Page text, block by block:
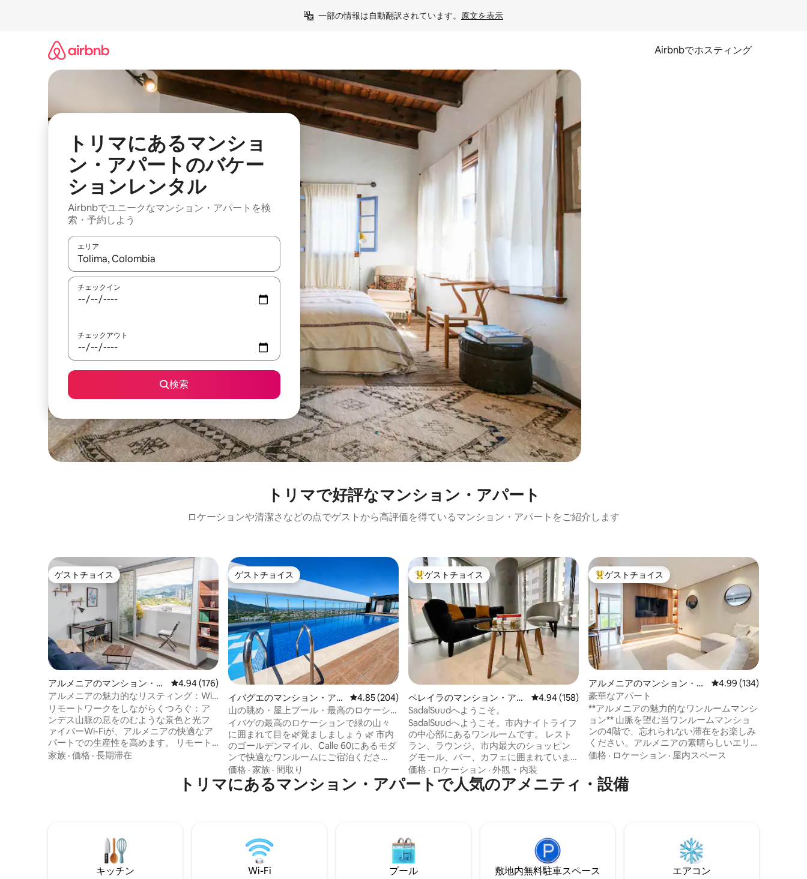
一部の情報は自動翻訳されています。 原文を表示
Airbnbでホスティング
トリマにあるマンショ
ン・アパートのバケー
ションレンタル
Airbnbでユニークなマンション・アパートを検
索・予約しよう
エリア
検索結果が表示されたら、上下の矢印キーを使って移動するか、画面をタッチまたはスワイプして検索結果を確認することができます。
チェックイン
チェックアウト
検索
トリマで好評なマンション・アパート
ロケーションや清潔さなどの点でゲストから高評価を得ているマンション・アパートをご紹介します
ゲストチョイス
ゲストチョイス
アルメニアのマンション・ア
パート
レビュー176件、5つ星中4.94つ星の平均評価
4.94 (176)
アルメニアの魅力的なリスティング：Wi-
Fiとプール付きのリモートワークに最適
リモートワークをしながらくつろぐ：ア
ンデス山脈の息をのむような景色と光フ
ァイバーWi-Fiが、アルメニアの快適なア
パートでの生産性を高めます。 リモート
ワークに最適です！ フンダドレス公園、
ール、カリマモールからすぐです。 近く
のLa FogataやCafé Quindioで地元の料理
り、温泉を訪れたり、素晴らしい景色を
楽しんだりしてリラックスしましょう。
家族 · 価格 · 長期滞在
ゲストチョイス
ゲストチョイス
イバグエのマンション・アパ
ート
レビュー204件、5つ星中4.85つ星の平均評価
4.85 (204)
山の眺め・屋上プール・最高のロケーシ
ョン
イバゲの最高のロケーションで緑の山々
に囲まれて目を🌿覚ましましょう 🌿 市内
のゴールデンマイル、Calle 60にあるモダ
ンで快適なワンルームにご宿泊くださ
い。La EstaciónやAcquaなどの最高のレ
ストランやモールがすぐそばにあり、
Multicentroまでわずか10分です。 パノラ
最適です。コロンビアの音楽の首都を探
索しましょう！ 🎶
価格 · 家族 · 間取り
大好評のゲストチョイスです。
ゲストチョイス
ペレイラのマンション・アパ
ート
レビュー158件、5つ星中4.94つ星の平均評価
4.94 (158)
SadalSuudへようこそ。
SadalSuudへようこそ。市内ナイトライフ
の中心部にあるワンルームです。 レスト
ラン、ラウンジ、市内最大のショッピン
グモール、バー、カフェに囲まれていま
す。 この場所からわずか数歩で、あらゆ
るニーズを満たすことができます。 必要
なものはすべてそろっています。 バルコ
と思うかもしれません。 すべてが数分で
す。 ぜひお試しください。気に入るはず
です。
価格 · ロケーション · 外観・内装
大好評のゲストチョイスです。
ゲストチョイス
アルメニアのマンション・ア
パート
レビュー134件、5つ
4.99 (134)
豪華なアパート
**アルメニアの魅力的なワンルームマンシ
ョン** 山脈を望む当ワンルームマンショ
ンの4階で、忘れられない滞在をお楽しみ
ください。アルメニアの素晴らしいエリ
アに位置し、公園、ショッピングセンタ
です。公共交通機関へのアクセスが簡単
なため、シルカシア、サレント、フィラ
価格 · ロケーション · 屋内スペース
トリマにあるマンション・アパートで人気のアメニティ・設備
キッチン Wi-Fi プール 敷地内無料駐⁠車ス⁠ペ⁠ー⁠ス エアコン